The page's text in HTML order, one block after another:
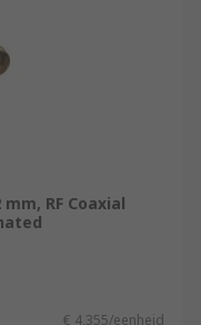
mm, RF Coaxial
€ 4,355/eenheid